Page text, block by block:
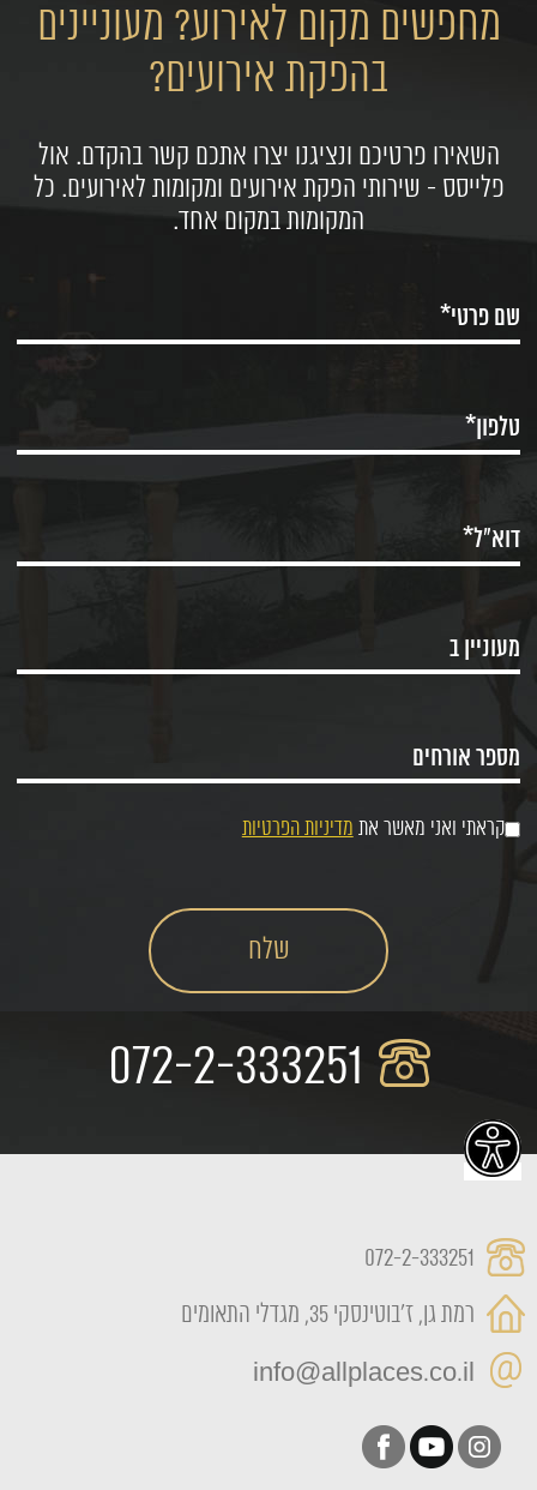
מחפשים מקום לאירוע? מעוניינים
בהפקת אירועים?
השאירו פרטיכם ונציגנו יצרו אתכם קשר בהקדם. אול
פלייסס - שירותי הפקת אירועים ומקומות לאירועים. כל
המקומות במקום אחד.
קראתי ואני מאשר את מדיניות הפרטיות
072-2-333251
רמת גן, ז'בוטינסקי 35, מגדלי התאומים
info@allplaces.co.il